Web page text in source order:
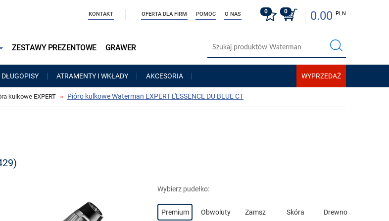
0 0 0.00 PLN
KONTAKT OFERTA DLA FIRM POMOC O NAS
DŁUGOPISY ATRAMENTY I WKŁADY AKCESORIA
ZESTAWY PREZENTOWE GRAWER
kulkowe EXPERT Pióro kulkowe Waterman EXPERT L'ESSENCE DU BLUE CT
Wybierz pudełko:
Premium Obwoluty Zamsz Skóra Drewno